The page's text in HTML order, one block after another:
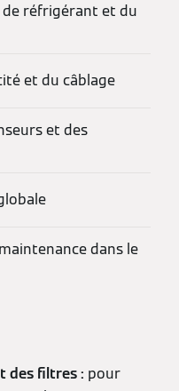
réfrigérant et du
et du câblage
et des
dans le
des filtres : pour